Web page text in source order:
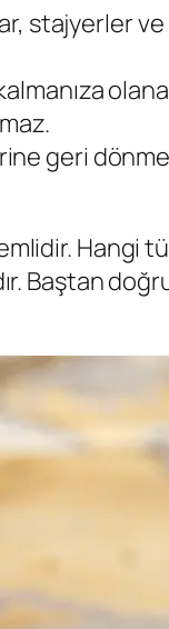
stajyerler
geri
Hangi
Baştan